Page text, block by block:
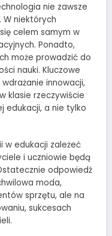
nie zawsze
W niektórych
celem samym w
Ponadto,
może prowadzić do
nauki. Kluczowe
innowacji,
klasie rzeczywiście
edukacji, a nie tylko
w edukacji zależeć
i uczniowie będą
odpowiedź
moda,
sprzętu, ale na
sukcesach